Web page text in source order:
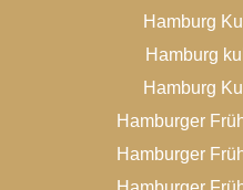
Hamburg
Hamburg
Hamburg
Hamburger
Hamburger